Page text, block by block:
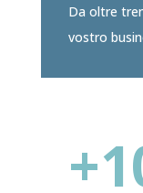
Da oltre
vostro